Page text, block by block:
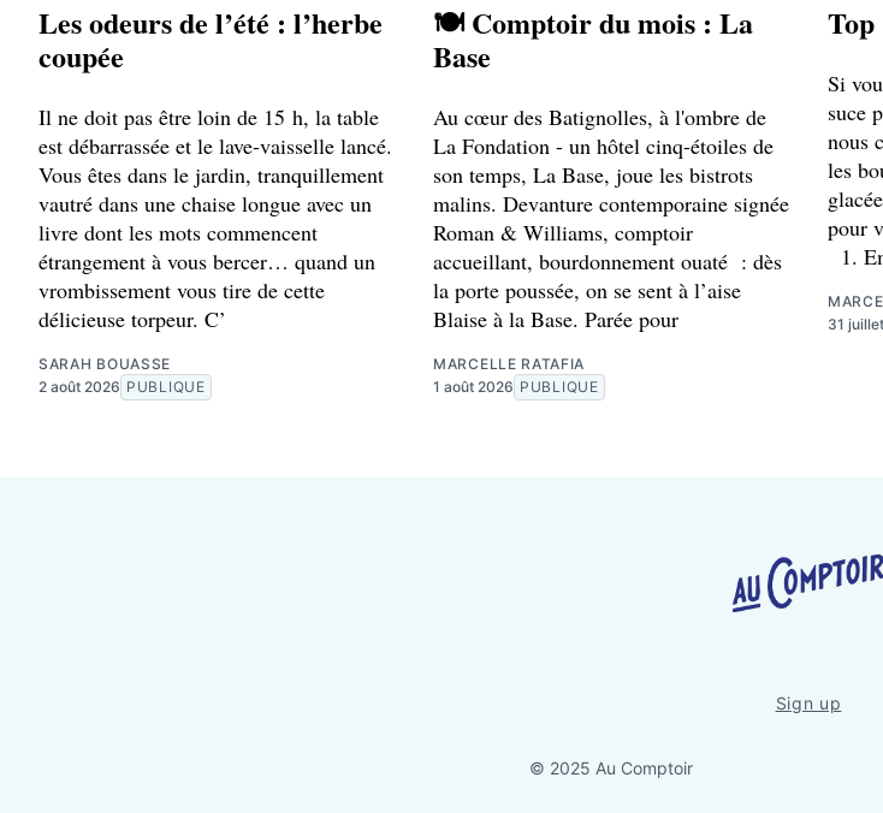
Les odeurs de l’été : l’herbe
coupée
Il ne doit pas être loin de 15 h, la table
est débarrassée et le lave-vaisselle lancé.
Vous êtes dans le jardin, tranquillement
vautré dans une chaise longue avec un
livre dont les mots commencent
étrangement à vous bercer… quand un
vrombissement vous tire de cette
délicieuse torpeur. C’
SARAH BOUASSE
2 août 2026 PUBLIQUE
🍽️ Comptoir du mois : La
Base
Au cœur des Batignolles, à l'ombre de
La Fondation - un hôtel cinq-étoiles de
son temps, La Base, joue les bistrots
malins. Devanture contemporaine signée
Roman & Williams, comptoir
accueillant, bourdonnement ouaté : dès
la porte poussée, on se sent à l’aise
Blaise à la Base. Parée pour
MARCELLE RATAFIA
1 août 2026 PUBLIQUE
Top
Si
suce
nous
les
pour
1.
31
Sign up